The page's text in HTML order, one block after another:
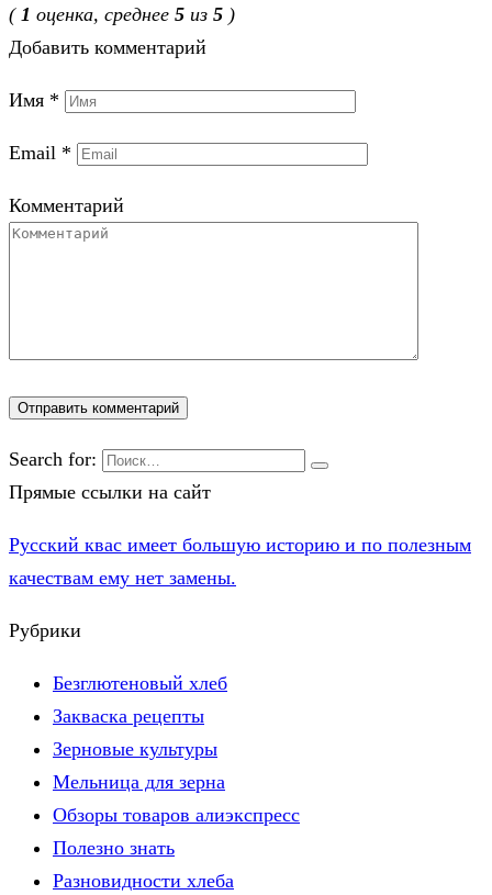
( 1 оценка, среднее 5 из 5 )
Добавить комментарий
Имя *
Email *
Комментарий
Search for:
Прямые ссылки на сайт
Русский квас имеет большую историю и по полезным
качествам ему нет замены.
Рубрики
Безглютеновый хлеб
Закваска рецепты
Зерновые культуры
Мельница для зерна
Обзоры товаров алиэкспресс
Полезно знать
Разновидности хлеба